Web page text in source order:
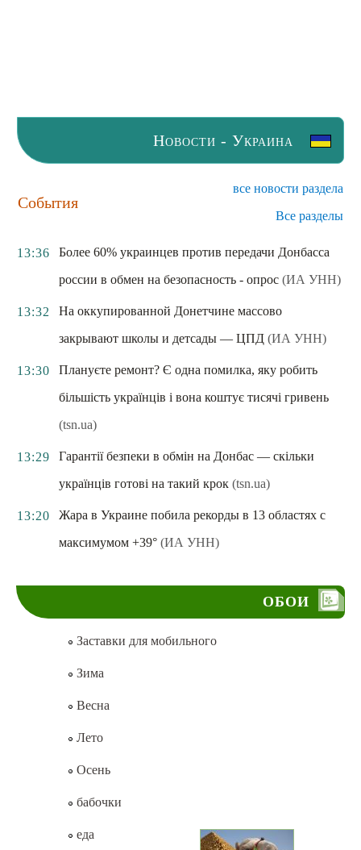
Новости - Украина
События
все новости раздела
Все разделы
13:36
Более 60% украинцев против передачи Донбасса
россии в обмен на безопасность - опрос (ИА УНН)
13:32
На оккупированной Донетчине массово
закрывают школы и детсады — ЦПД (ИА УНН)
13:30
Плануєте ремонт? Є одна помилка, яку робить
більшість українців і вона коштує тисячі гривень
(tsn.ua)
13:29
Гарантії безпеки в обмін на Донбас — скільки
українців готові на такий крок (tsn.ua)
13:20
Жара в Украине побила рекорды в 13 областях с
максимумом +39° (ИА УНН)
ОБОИ
Заставки для мобильного
Зима
Весна
Лето
Осень
бабочки
еда